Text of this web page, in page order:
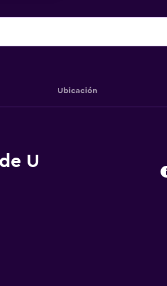
Ubicación
U